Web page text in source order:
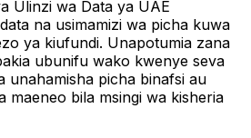
Ulinzi wa Data ya UAE
na usimamizi wa picha kuwa
ya kiufundi. Unapotumia zana
ubunifu wako kwenye seva
unahamisha picha binafsi au
maeneo bila msingi wa kisheria